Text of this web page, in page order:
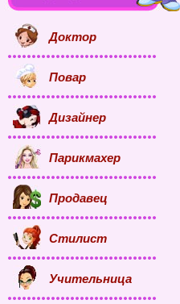
Доктор
Повар
Дизайнер
Парикмахер
Продавец
Стилист
Учительница